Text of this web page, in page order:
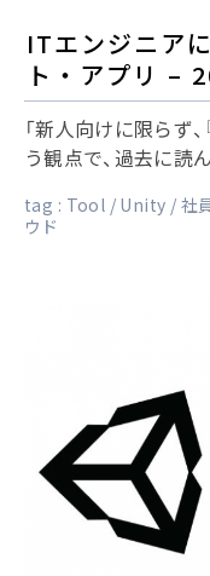
ITエンジニア
ト・アプリ –
「新人向けに限らず
う観点で、過去に読
tag : Tool Unity 社
ウド